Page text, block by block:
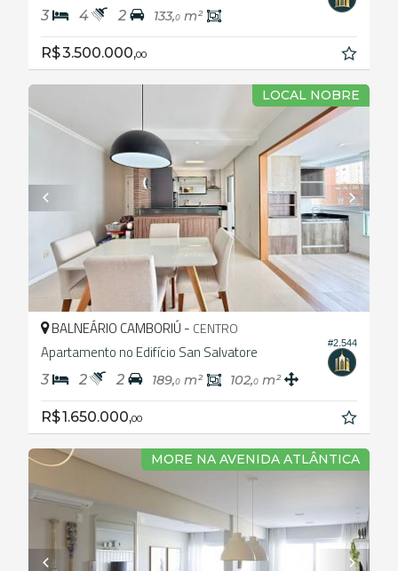
3 4 2 133,0 m²
R$ 3.500.000,00
LOCAL NOBRE
#2.544
BALNEÁRIO CAMBORIÚ - CENTRO
Apartamento no Edifício San Salvatore
3 2 2 189,0 m² 102,0 m²
R$ 1.650.000,00
MORE NA AVENIDA ATLÂNTICA